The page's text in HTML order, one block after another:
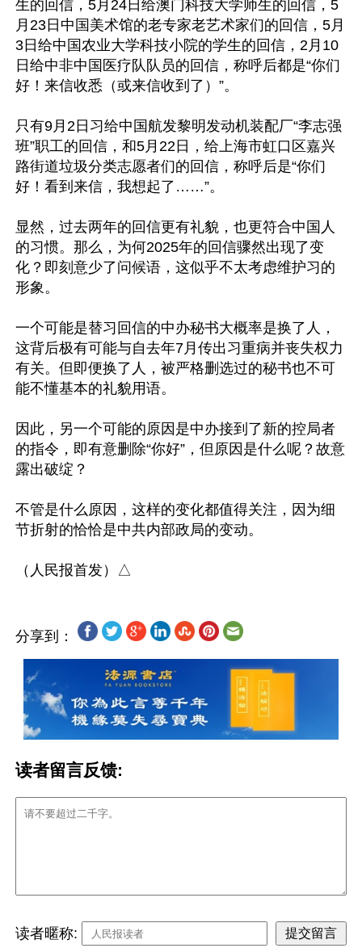
生的回信，5月24日给澳门科技大学师生的回信，5
月23日中国美术馆的老专家老艺术家们的回信，5月
3日给中国农业大学科技小院的学生的回信，2月10
日给中非中国医疗队队员的回信，称呼后都是“你们
好！来信收悉（或来信收到了）”。
只有9月2日习给中国航发黎明发动机装配厂“李志强
班”职工的回信，和5月22日，给上海市虹口区嘉兴
路街道垃圾分类志愿者们的回信，称呼后是“你们
好！看到来信，我想起了……”。
显然，过去两年的回信更有礼貌，也更符合中国人
的习惯。那么，为何2025年的回信骤然出现了变
化？即刻意少了问候语，这似乎不太考虑维护习的
形象。
一个可能是替习回信的中办秘书大概率是换了人，
这背后极有可能与自去年7月传出习重病并丧失权力
有关。但即便换了人，被严格删选过的秘书也不可
能不懂基本的礼貌用语。
因此，另一个可能的原因是中办接到了新的控局者
的指令，即有意删除“你好”，但原因是什么呢？故意
露出破绽？
不管是什么原因，这样的变化都值得关注，因为细
节折射的恰恰是中共内部政局的变动。
分享到：
读者留言反馈:
读者暱称: